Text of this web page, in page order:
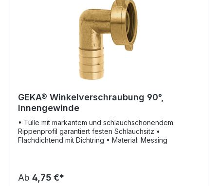
GEKA® Winkelverschraubung 90°,
Innengewinde
• Tülle mit markantem und schlauchschonendem
Rippenprofil garantiert festen Schlauchsitz •
Flachdichtend mit Dichtring • Material: Messing
Ab 4,75 €*